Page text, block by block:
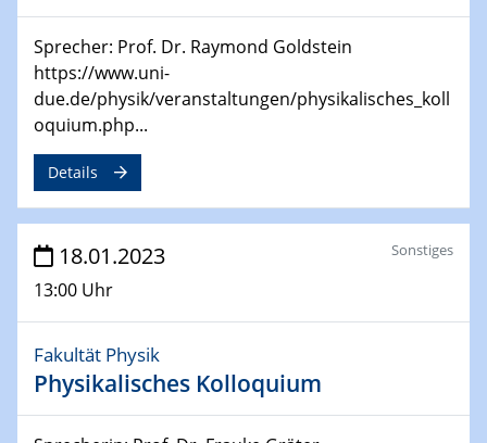
for Energy Conversion“ (ACAMEC)
24.04.2023 - 27.04.2023
ACAMEC 2023
IMPRS-RECHARGE 4th Symposium
27.04.2023 - 20.04.2023
Ringvorlesung
Transformation lernen und lehren – Kompetenzen und
Fähigkeiten für Hochschule der Zukunft
27.04.2023
CENIDE Start-Up Day
27.04.2023
Small Angle Scattering as a Tool for
Nanostructure Determination
Sprecher: Prof. Dr. Raymond Goldstein
https://www.uni-
due.de/physik/veranstaltungen/physikalisches_koll
oquium.php...
Details
18.01.2023
13:00 Uhr
Sonstiges
Fakultät Physik
Physikalisches Kolloquium